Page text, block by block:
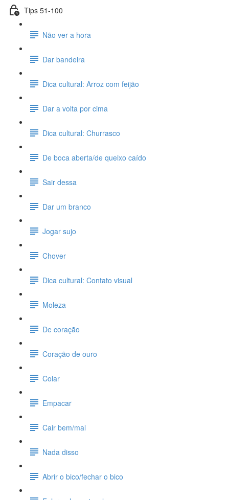
Tips 51-100
Não ver a hora
Dar bandeira
Dica cultural: Arroz com feijão
Dar a volta por cima
Dica cultural: Churrasco
De boca aberta/de queixo caído
Sair dessa
Dar um branco
Jogar sujo
Chover
Dica cultural: Contato visual
Moleza
De coração
Coração de ouro
Colar
Empacar
Cair bem/mal
Nada disso
Abrir o bico/fechar o bico